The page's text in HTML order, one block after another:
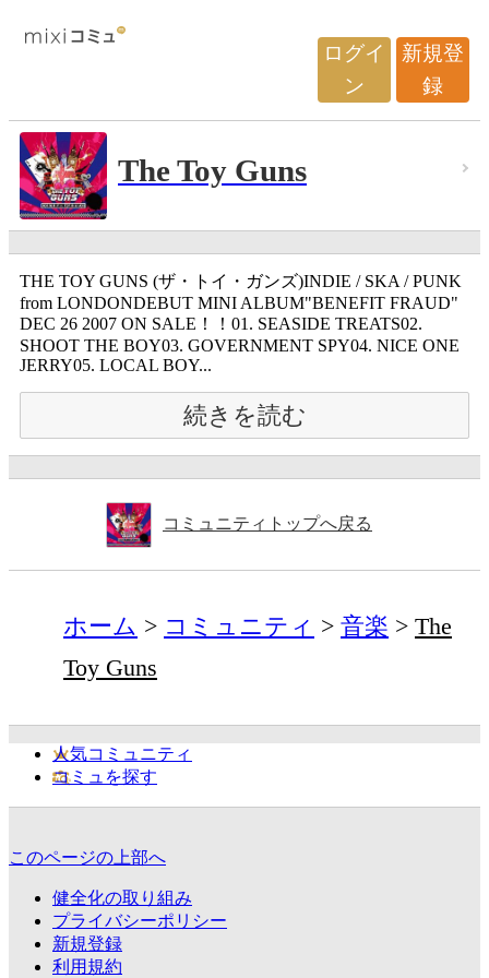
ログイ
ン
新規登
録
The Toy Guns
THE TOY GUNS (ザ・トイ・ガンズ)INDIE / SKA / PUNK
from LONDONDEBUT MINI ALBUM"BENEFIT FRAUD"
DEC 26 2007 ON SALE！！01. SEASIDE TREATS02.
SHOOT THE BOY03. GOVERNMENT SPY04. NICE ONE
JERRY05. LOCAL BOY...
続きを読む
コミュニティトップへ戻る
ホーム コミュニティ 音楽
The
Toy Guns
人気コミュニティ
コミュを探す
このページの上部へ
健全化の取り組み
プライバシーポリシー
新規登録
利用規約